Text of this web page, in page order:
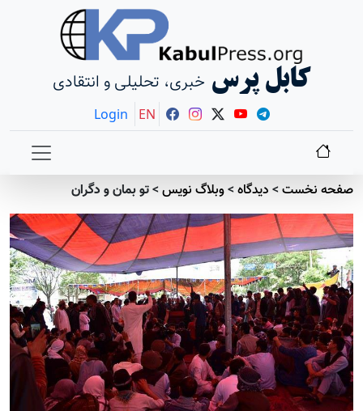
کابل پرس خبری، تحلیلی و انتقادی
Login EN
صفحه نخست> دیدگاه>وبلاگ نویس>تو بمان و دگران